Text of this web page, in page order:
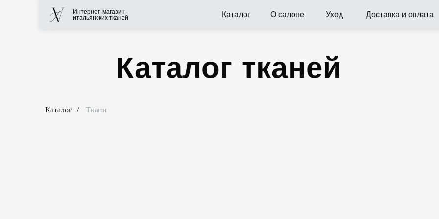
Интернет-магазин
итальянских тканей
Каталог О салоне Уход Доставка и оплата
Каталог тканей
Каталог / Ткани